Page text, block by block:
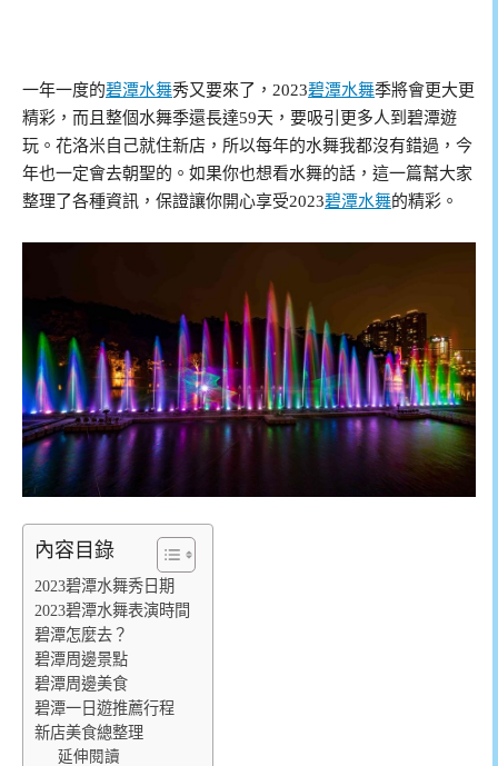
一年一度的碧潭水舞秀又要來了，2023碧潭水舞季將會更大更
精彩，而且整個水舞季還長達59天，要吸引更多人到碧潭遊
玩。花洛米自己就住新店，所以每年的水舞我都沒有錯過，今
年也一定會去朝聖的。如果你也想看水舞的話，這一篇幫大家
整理了各種資訊，保證讓你開心享受2023碧潭水舞的精彩。
內容目錄
2023碧潭水舞秀日期
2023碧潭水舞表演時間
碧潭怎麼去？
碧潭周邊景點
碧潭周邊美食
碧潭一日遊推薦行程
新店美食總整理
延伸閱讀